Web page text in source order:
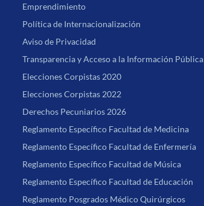
Emprendimiento
Política de Internacionalización
Aviso de Privacidad
Transparencia y Acceso a la Información Pública
Elecciones Corpistas 2020
Elecciones Corpistas 2022
Derechos Pecuniarios 2026
Reglamento Específico Facultad de Medicina
Reglamento Específico Facultad de Enfermería
Reglamento Específico Facultad de Música
Reglamento Específico Facultad de Educación
Reglamento Posgrados Médico Quirúrgicos